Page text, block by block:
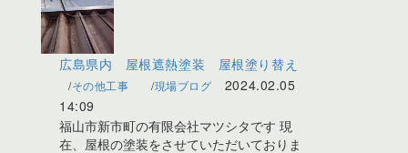
広島県内 屋根遮熱塗装 屋根塗り替え
その他工事 現場ブログ
2024.02.05
14:09
福山市新市町の有限会社マツシタです 現
在、屋根の塗装をさせていただいておりま